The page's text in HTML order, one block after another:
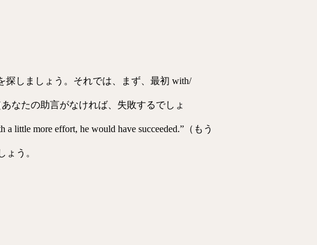
しましょう。それでは、まず、最初 with/
なたの助言がなければ、失敗するでしょ
little more effort, he would have succeeded.”（もう
う。